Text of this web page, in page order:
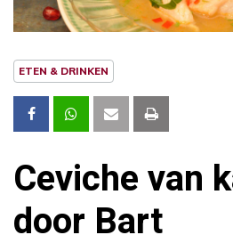
ETEN & DRINKEN
Ceviche van
door Bart